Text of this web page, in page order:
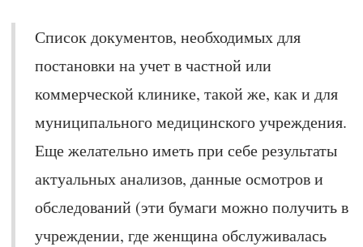
Список документов, необходимых для
постановки на учет в частной или
коммерческой клинике, такой же, как и для
муниципального медицинского учреждения.
Еще желательно иметь при себе результаты
актуальных анализов, данные осмотров и
обследований (эти бумаги можно получить в
учреждении, где женщина обслуживалась